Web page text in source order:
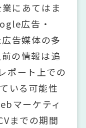
にあてはま
広告・
告媒体の多
の情報は追
ポート上での
いる可能性
マーケティ
までの期間